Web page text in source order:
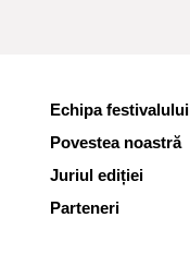
Echipa festivalului
Povestea noastră
Juriul ediției
Parteneri